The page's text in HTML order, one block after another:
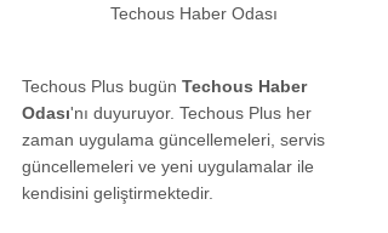
Techous Haber Odası
Techous Plus bugün Techous Haber
Odası'nı duyuruyor. Techous Plus her
zaman uygulama güncellemeleri, servis
güncellemeleri ve yeni uygulamalar ile
kendisini geliştirmektedir.